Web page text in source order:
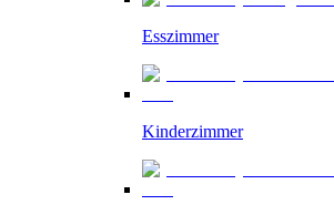
Esszimmer
Kinderzimmer